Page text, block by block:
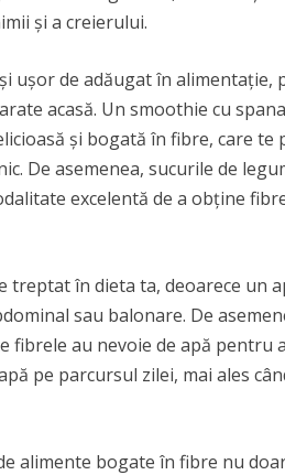
și a creierului.
ușor de adăugat în alimentație,
acasă. Un smoothie cu
și bogată în fibre, care te
De asemenea, sucurile de
excelentă de a obține
treptat în dieta ta, deoarece un
sau balonare. De
fibrele au nevoie de apă pentru
pe parcursul zilei, mai ales
alimente bogate în fibre nu